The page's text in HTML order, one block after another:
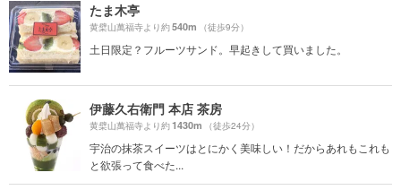
たま木亭
黄檗山萬福寺より約540m （徒歩9分）
土日限定？フルーツサンド。早起きして買いました。
伊藤久右衛門 本店 茶房
黄檗山萬福寺より約1430m （徒歩24分）
宇治の抹茶スイーツはとにかく美味しい！だからあれもこれも
と欲張って食べた...